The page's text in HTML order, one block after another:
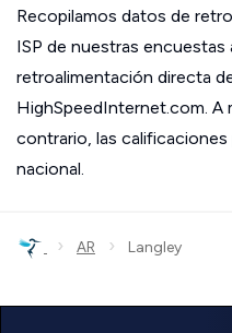
Recopilamos datos de
ISP de nuestras encuestas
retroalimentación directa
HighSpeedInternet.com. A
contrario, las
nacional.
› AR › Langley